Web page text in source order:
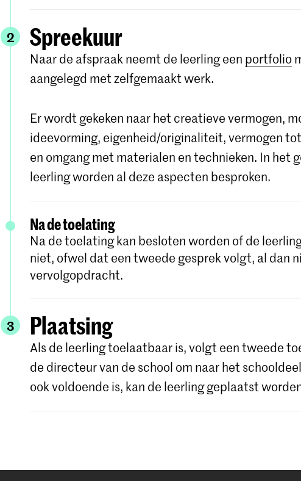
2 Spreekuur
Naar de afspraak neemt de leerling een portfolio
aangelegd met zelfgemaakt werk.
Er wordt gekeken naar het creatieve vermogen,
ideevorming, eigenheid/originaliteit, vermogen
en omgang met materialen en technieken. In het
leerling worden al deze aspecten besproken.
Na de toelating
Na de toelating kan besloten worden of de
niet, ofwel dat een tweede gesprek volgt, al dan
vervolgopdracht.
3 Plaatsing
Als de leerling toelaatbaar is, volgt een tweede
de directeur van de school om naar het
ook voldoende is, kan de leerling geplaatst